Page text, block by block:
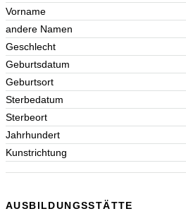
Vorname
andere Namen
Geschlecht
Geburtsdatum
Geburtsort
Sterbedatum
Sterbeort
Jahrhundert
Kunstrichtung
AUSBILDUNGSSTÄTTE